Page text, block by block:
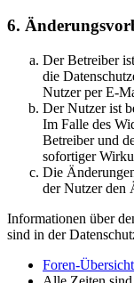
6.
Der Betreiber
die
Nutzer per E-
Der Nutzer ist
Im Falle des
Betreiber und
sofortiger
Die
der Nutzer den
Informationen über
sind in der
Foren-Übersicht